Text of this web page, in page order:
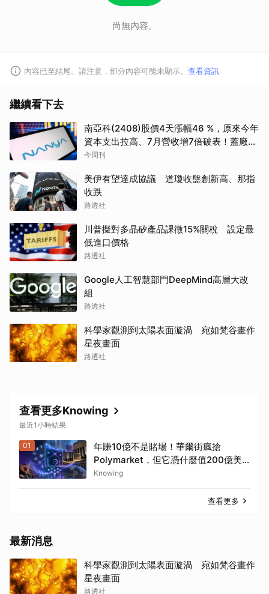
尚無內容。
內容已至結尾。請注意，部分內容可能未顯示。 查看資訊
繼續看下去
南亞科(2408)股價4天漲幅46 %，原來今年
資本支出拉高、7月營收增7倍破表！蓋廠買
設備最新營運目標曝光
今周刊
美伊有望達成協議 道瓊收盤創新高、那指
收跌
路透社
川普擬對多晶矽產品課徵15%關稅 設定最
低進口價格
路透社
Google人工智慧部門DeepMind高層大改
組
路透社
科學家觀測到太陽表面漩渦 宛如梵谷畫作
星夜畫面
路透社
查看更多Knowing
最近1小時結果
01
年賺10億不是賭場！華爾街瘋搶
Polymarket，但它憑什麼值200億美
元？
Knowing
查看更多
最新消息
科學家觀測到太陽表面漩渦 宛如梵谷畫作
星夜畫面
路透社